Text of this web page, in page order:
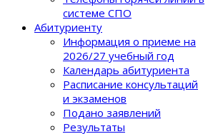
системе СПО
Абитуриенту
Информация о приеме на
2026/27 учебный год
Календарь абитуриента
Расписание консультаций
и экзаменов
Подано заявлений
Результаты